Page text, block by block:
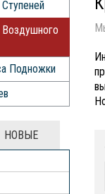
Подножки
НОВЫЕ